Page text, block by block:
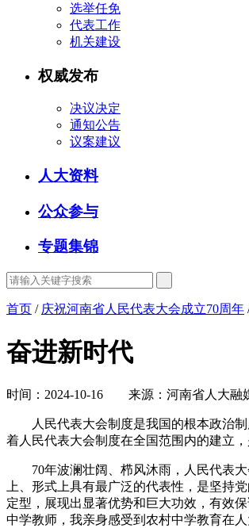
选举任免
代表工作
机关建设
权威发布
决议决定
通知公告
议案建议
人大资料
公众参与
专题集锦
首页 / 庆祝河南省人民代表大会成立70周年
奋进新时代
时间：2024-10-16 来源：河南省人大融
人民代表大会制度是我国的根本政治制
着人民代表大会制度在全国范围内的建立
70年波澜壮阔、栉风沐雨，人民代表大
上、形式上具有最广泛的代表性，是坚持
定型，展现出显著优势和巨大功效，有效
中学教师，我亲身感受到农村中学教育在